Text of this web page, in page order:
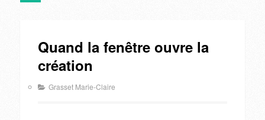
Quand la fenêtre ouvre la
création
Grasset Marie-Claire